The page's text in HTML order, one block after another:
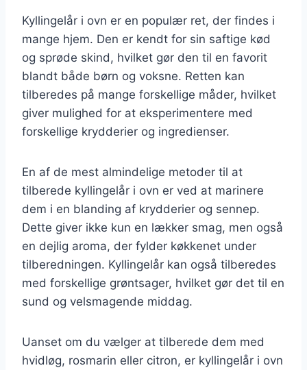
Kyllingelår i ovn er en populær ret, der findes i
mange hjem. Den er kendt for sin saftige kød
og sprøde skind, hvilket gør den til en favorit
blandt både børn og voksne. Retten kan
tilberedes på mange forskellige måder, hvilket
giver mulighed for at eksperimentere med
forskellige krydderier og ingredienser.
En af de mest almindelige metoder til at
tilberede kyllingelår i ovn er ved at marinere
dem i en blanding af krydderier og sennep.
Dette giver ikke kun en lækker smag, men også
en dejlig aroma, der fylder køkkenet under
tilberedningen. Kyllingelår kan også tilberedes
med forskellige grøntsager, hvilket gør det til en
sund og velsmagende middag.
Uanset om du vælger at tilberede dem med
hvidløg, rosmarin eller citron, er kyllingelår i ovn